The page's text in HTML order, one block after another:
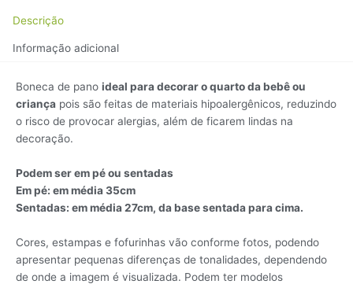
Descrição
Informação adicional
Boneca de pano ideal para decorar o quarto da bebê ou
criança pois são feitas de materiais hipoalergênicos, reduzindo
o risco de provocar alergias, além de ficarem lindas na
decoração.
Podem ser em pé ou sentadas
Em pé: em média 35cm
Sentadas: em média 27cm, da base sentada para cima.
Cores, estampas e fofurinhas vão conforme fotos, podendo
apresentar pequenas diferenças de tonalidades, dependendo
de onde a imagem é visualizada. Podem ter modelos